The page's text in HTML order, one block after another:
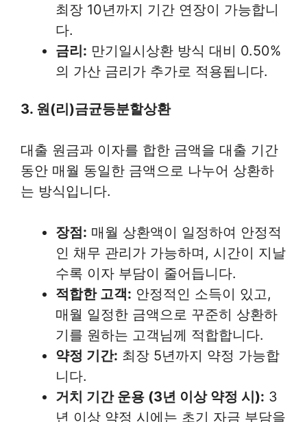
최장 10년까지 기간 연장이 가능합니
다.
금리: 만기일시상환 방식 대비 0.50%
의 가산 금리가 추가로 적용됩니다.
3. 원(리)금균등분할상환
대출 원금과 이자를 합한 금액을 대출 기간
동안 매월 동일한 금액으로 나누어 상환하
는 방식입니다.
장점: 매월 상환액이 일정하여 안정적
인 채무 관리가 가능하며, 시간이 지날
수록 이자 부담이 줄어듭니다.
적합한 고객: 안정적인 소득이 있고,
매월 일정한 금액으로 꾸준히 상환하
기를 원하는 고객님께 적합합니다.
약정 기간: 최장 5년까지 약정 가능합
니다.
거치 기간 운용 (3년 이상 약정 시): 3
년 이상 약정 시에는 초기 자금 부담을